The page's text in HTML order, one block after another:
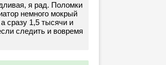
я рад. Поломки
немного мокрый
сразу 1,5 тысячи и
следить и вовремя